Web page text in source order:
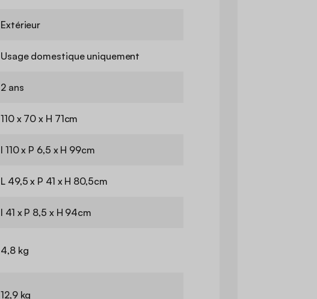
Extérieur
Usage domestique uniquement
2 ans
110 x 70 x H 71cm
l 110 x P 6,5 x H 99cm
L 49,5 x P 41 x H 80,5cm
l 41 x P 8,5 x H 94cm
4,8 kg
12,9 kg